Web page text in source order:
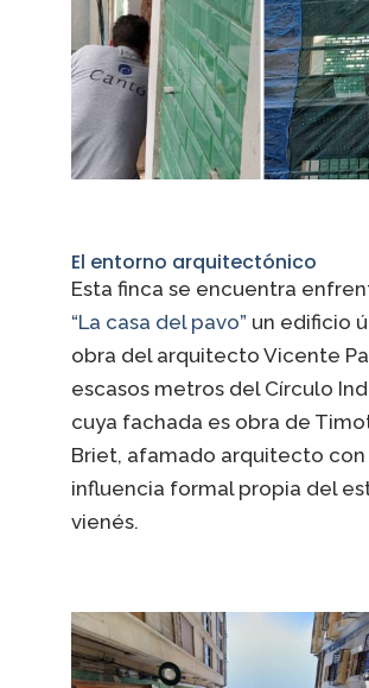
El entorno arquitectónico
Esta finca se encuentra
“La casa del pavo” un edificio
obra del arquitecto Vicente
escasos metros del Círculo
cuya fachada es obra de
Briet, afamado arquitecto con
influencia formal propia del
vienés.